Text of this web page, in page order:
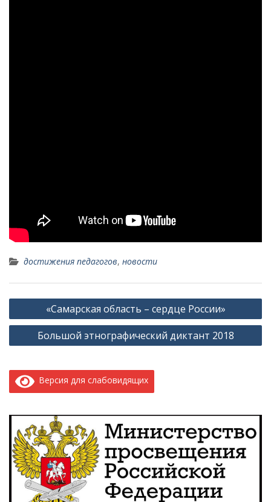
достижения педагогов, новости
Навигация
по
записям
«Самарская область – сердце России»
Большой этнографический диктант 2018
Версия для слабовидящих